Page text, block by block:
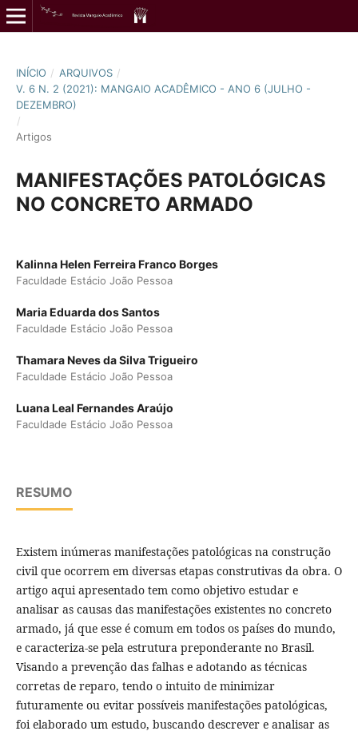
INÍCIO / ARQUIVOS /
V. 6 N. 2 (2021): MANGAIO ACADÊMICO - ANO 6 (JULHO -
DEZEMBRO)
/
Artigos
MANIFESTAÇÕES PATOLÓGICAS
NO CONCRETO ARMADO
Kalinna Helen Ferreira Franco Borges
Faculdade Estácio João Pessoa
Maria Eduarda dos Santos
Faculdade Estácio João Pessoa
Thamara Neves da Silva Trigueiro
Faculdade Estácio João Pessoa
Luana Leal Fernandes Araújo
Faculdade Estácio João Pessoa
RESUMO
Existem inúmeras manifestações patológicas na construção
civil que ocorrem em diversas etapas construtivas da obra. O
artigo aqui apresentado tem como objetivo estudar e
analisar as causas das manifestações existentes no concreto
armado, já que esse é comum em todos os países do mundo,
e caracteriza-se pela estrutura preponderante no Brasil.
Visando a prevenção das falhas e adotando as técnicas
corretas de reparo, tendo o intuito de minimizar
futuramente ou evitar possíveis manifestações patológicas,
foi elaborado um estudo, buscando descrever e analisar as